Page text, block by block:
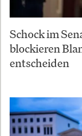
Schock im
blockieren
entscheiden